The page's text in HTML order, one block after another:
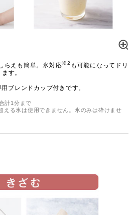
らえも簡単。氷対応※2 も可能になってドリ
す。
ブレンドカップ付きです。
計1分まで
る氷は使用できません。氷のみは砕けませ